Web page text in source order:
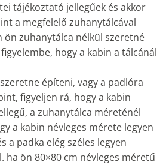
tájékoztató jellegűek és akkor
a megfelelő zuhanytálcával
ön zuhanytálca nélkül szeretné
hogy a kabin a tálcánál
építeni, vagy a padlóra
figyeljen rá, hogy a kabin
a zuhanytálca méreténél
a kabin névleges mérete legyen
a padka elég széles legyen
ha ön 80×80 cm névleges méretű